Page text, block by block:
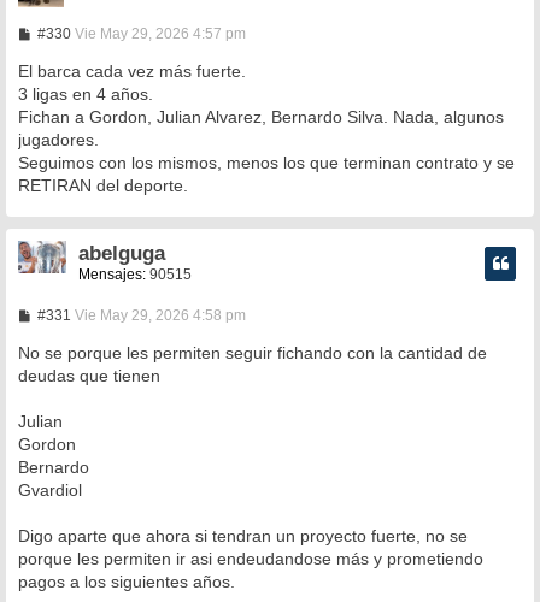
#330M
n
a
e
Vie May 29, 2026 4:57 pm
El barca cada vez más fuerte.
3 ligas en 4 años.
Fichan a Gordon, Julian Alvarez, Bernardo Silva. Nada, algunos
jugadores.
Seguimos con los mismos, menos los que terminan contrato y se
RETIRAN del deporte.
abelguga
Mensajes: 90515
#331 M
n
s
a
Vie May 29, 2026 4:58 pm
No se porque les permiten seguir fichando con la cantidad de
deudas que tienen
Julian
Gordon
Bernardo
Gvardiol
Digo aparte que ahora si tendran un proyecto fuerte, no se
porque les permiten ir asi endeudandose más y prometiendo
pagos a los siguientes años.